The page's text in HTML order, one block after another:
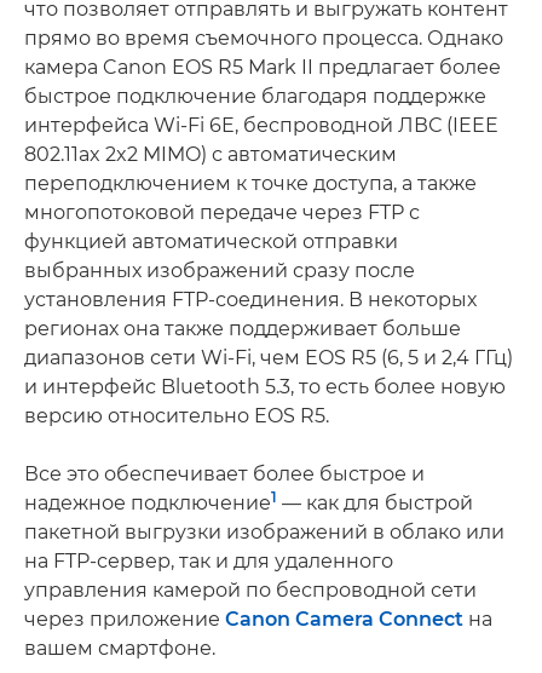
что позволяет отправлять и выгружать контент
прямо во время съемочного процесса. Однако
камера Canon EOS R5 Mark II предлагает более
быстрое подключение благодаря поддержке
интерфейса Wi-Fi 6E, беспроводной ЛВС (IEEE
802.11ax 2x2 MIMO) с автоматическим
переподключением к точке доступа, а также
многопотоковой передаче через FTP с
функцией автоматической отправки
выбранных изображений сразу после
установления FTP-соединения. В некоторых
регионах она также поддерживает больше
диапазонов сети Wi-Fi, чем EOS R5 (6, 5 и 2,4 ГГц)
и интерфейс Bluetooth 5.3, то есть более новую
версию относительно EOS R5.
Все это обеспечивает более быстрое и
надежное подключение1 — как для быстрой
пакетной выгрузки изображений в облако или
на FTP-сервер, так и для удаленного
управления камерой по беспроводной сети
через приложение Canon Camera Connect на
вашем смартфоне.